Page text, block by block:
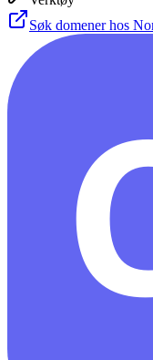
Søk domener hos